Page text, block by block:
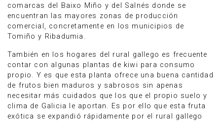
Anúnciate
comarcas del Baixo Miño y del Salnés donde se
encuentran las mayores zonas de producción
comercial, concretamente en los municipios de
Tomiño y Ribadumia.
También en los hogares del rural gallego es frecuente
contar con algunas plantas de kiwi para consumo
propio. Y es que esta planta ofrece una buena cantidad
de frutos bien maduros y sabrosos sin apenas
necesitar más cuidados que los que el propio suelo y
clima de Galicia le aportan. Es por ello que esta fruta
exótica se expandió rápidamente por el rural gallego